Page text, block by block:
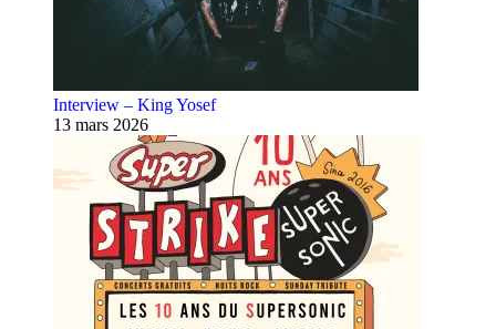
Interview – King Yosef
13 mars 2026